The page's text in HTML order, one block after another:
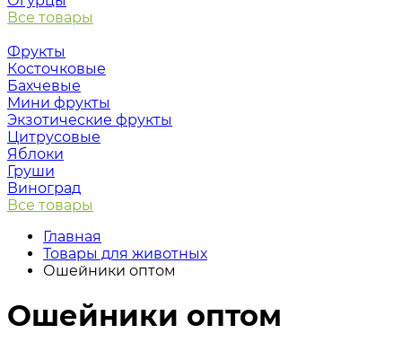
Все товары
Фрукты
Косточковые
Бахчевые
Мини фрукты
Экзотические фрукты
Цитрусовые
Яблоки
Груши
Виноград
Все товары
Главная
Товары для животных
Ошейники оптом
Ошейники оптом